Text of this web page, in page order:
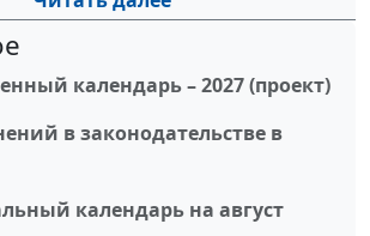
календарь – 2027 (проект)
в законодательстве в
календарь на август